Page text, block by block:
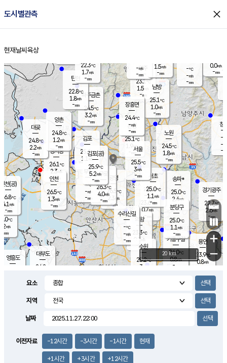
도시별관측 close
홈
현재날씨 육상
의도
℃
m/s
mm
영흥도
양주
23.1℃
1.5
-mm
과천
23.6℃
0.7m/s
- mm
용인
23.9℃
0.8m/s
경기광주
22.7℃
2.6m/s
-mm
1.0m/s
대부도
24.2
경서동
26.1℃
2.3 m/s
-mm
파주금촌
24.5℃
3.2m/s
-mm
-℃
-m/s
-mm
대곶
24.8℃
2.2m/s
-mm
창
-
-m/
-
탄현
22.8℃
1.8m/s
-mm
0.0m/s
-mm
의왕
23.3℃
0.2m/s
mm
김포
25.6℃
1.1 m/s
mm
광명
26.5 ℃
2.3 m/s
-mm
부천
-℃
-m/s
-mm
양촌
24.8℃
1.2m/s
-mm
구로
26.3℃
4.0m/s
-mm
은평
25.1℃
1.9 m/s
- mm
노원
24.5℃
1.8m/s
-mm
송파*
25.0℃
2.4m/s
-mm
서초
25.0℃
1.1 m/s
-mm
남방
25.1℃
1.0m/s
-mm
기흥구갈
24.0℃
0.8m/s
-
수리산길
-℃
-m/s
-mm
분당구
25.0℃
1.1 m/s
-mm
장흥면
24.4℃
-m/s
-mm
-m/s
-mm
인천(공)
26.8℃
4.1 m/s
-mm
김포(공)
25.9℃
5.2m/s
-mm
수원
25.2℃
3 m/s
인천
26.5℃
1.3m/s
-mm
서울
25.5℃
3m/s
-mm
22.3℃
1.7m/s
-mm
1.5m/s
-mm
+
−
20 km
요소
지역
날짜
이전자료 -12시간 -3시간 -1시간 현재
+1시간 +3시간 +12시간